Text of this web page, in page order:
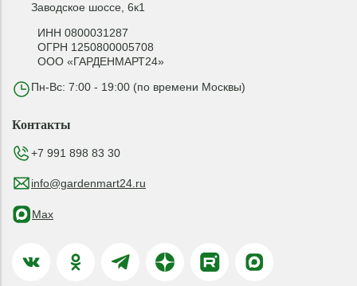
Заводское шоссе, 6к1
ИНН 0800031287
ОГРН 1250800005708
ООО «ГАРДЕНМАРТ24»
Пн-Вс: 7:00 - 19:00 (по времени Москвы)
Контакты
+7 991 898 83 30
info@gardenmart24.ru
Max